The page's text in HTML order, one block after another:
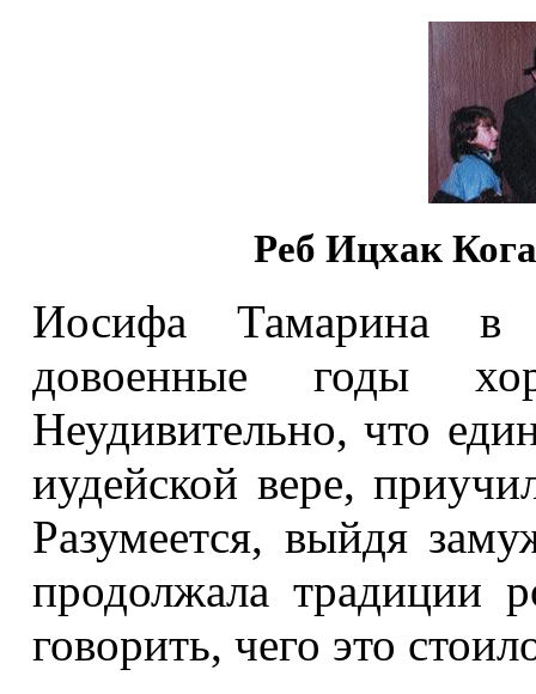
Реб Ицхак
Иосифа Тамарина в
довоенные годы
Неудивительно, что
иудейской вере,
Разумеется, выйдя
продолжала традиции
говорить, чего это